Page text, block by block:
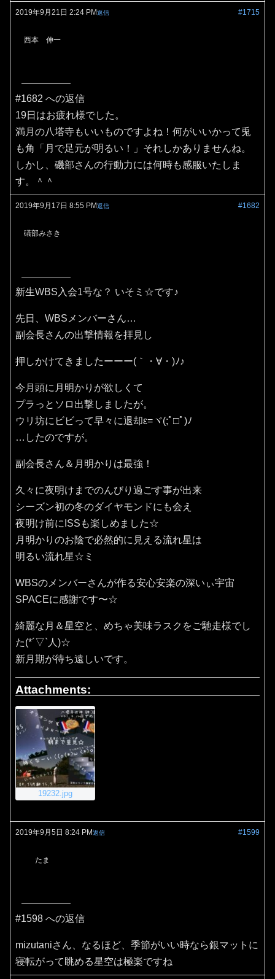
2019年9月21日 2:24 PM #1715
返信
西本 伸一
#1682 への返信
19日はお疲れ様でした。
満月の八塔寺もいいものですよね！何がいいかって兎
も角「月で足元が明るい！」それしかありませんね。
しかし、磯部さんの行動力には何時も感服いたしま
す。＾＾
2019年9月17日 8:55 PM #1682
返信
礒部みさき
新生WBS入会1号な？ いそミ☆です♪
先日、WBSメンバーさん…
副会長さんの出撃情報を拝見し
押しかけてきましたーーー(｀・∀・)ﾉ♪
今月頭に月明かりが欲しくて
プラっとソロ出撃しましたが。
ウリ坊にビビって早々に退却ε=ヾ(;ﾟ□ﾟ)ﾉ
…したのですが。
副会長さん＆月明かりは最強！
久々に夜明けまでのんびり過ごす事が出来
シーズン初の冬のダイヤモンドにも会え
夜明け前にISSも楽しめました☆
月明かりのお陰で必然的に見える流れ星は
明るい流れ星☆ミ
WBSのメンバーさんが作る安心安楽の深いぃ宇宙
SPACEに感謝です〜☆
綺麗な月＆星空と、めちゃ美味ラスクをご馳走様でし
た(*´▽`人)☆
新月期が待ち遠しいです。
Attachments:
19232.jpg
2019年9月5日 8:24 PM #1599
返信
たま
#1598 への返信
mizutaniさん、なるほど、季節がいい時なら銀マットに
寝転がって眺める星空は極楽ですね